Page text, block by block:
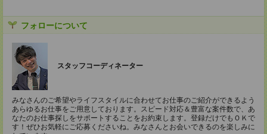
フォローについて
スタッフコーディネーター
みなさんのご希望やライフスタイルに合わせてお仕事のご紹介ができるよう
あらゆるお仕事をご用意しております。スピード対応＆豊富な案件数で、あ
なたのお仕事探しをサポートすることをお約束します。登録だけでもＯＫで
す！ぜひお気軽にご応募くださいね。みなさんとお会いできるのを楽しみに